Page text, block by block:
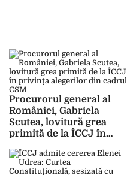
Procurorul general al
României, Gabriela
Scutea, lovitură grea
primită de la ÎCCJ în
cadrul CSM